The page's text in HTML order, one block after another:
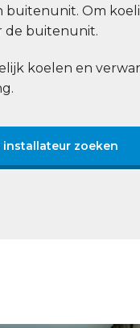
buitenunit. Om
de buitenunit.
koelen en
installateur zoeken